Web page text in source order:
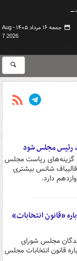
جمعه ۱۶ مرداد ۱۴۰۵ -
Aug
7 2026
رئیس مجلس شود
گزینه‌های ریاست مجلس
شانس بیشتری
دارد.
«قانون انتخابات»
مجلس شورای
قانون انتخابات مجلس